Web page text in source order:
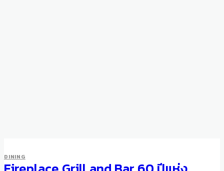
DINING